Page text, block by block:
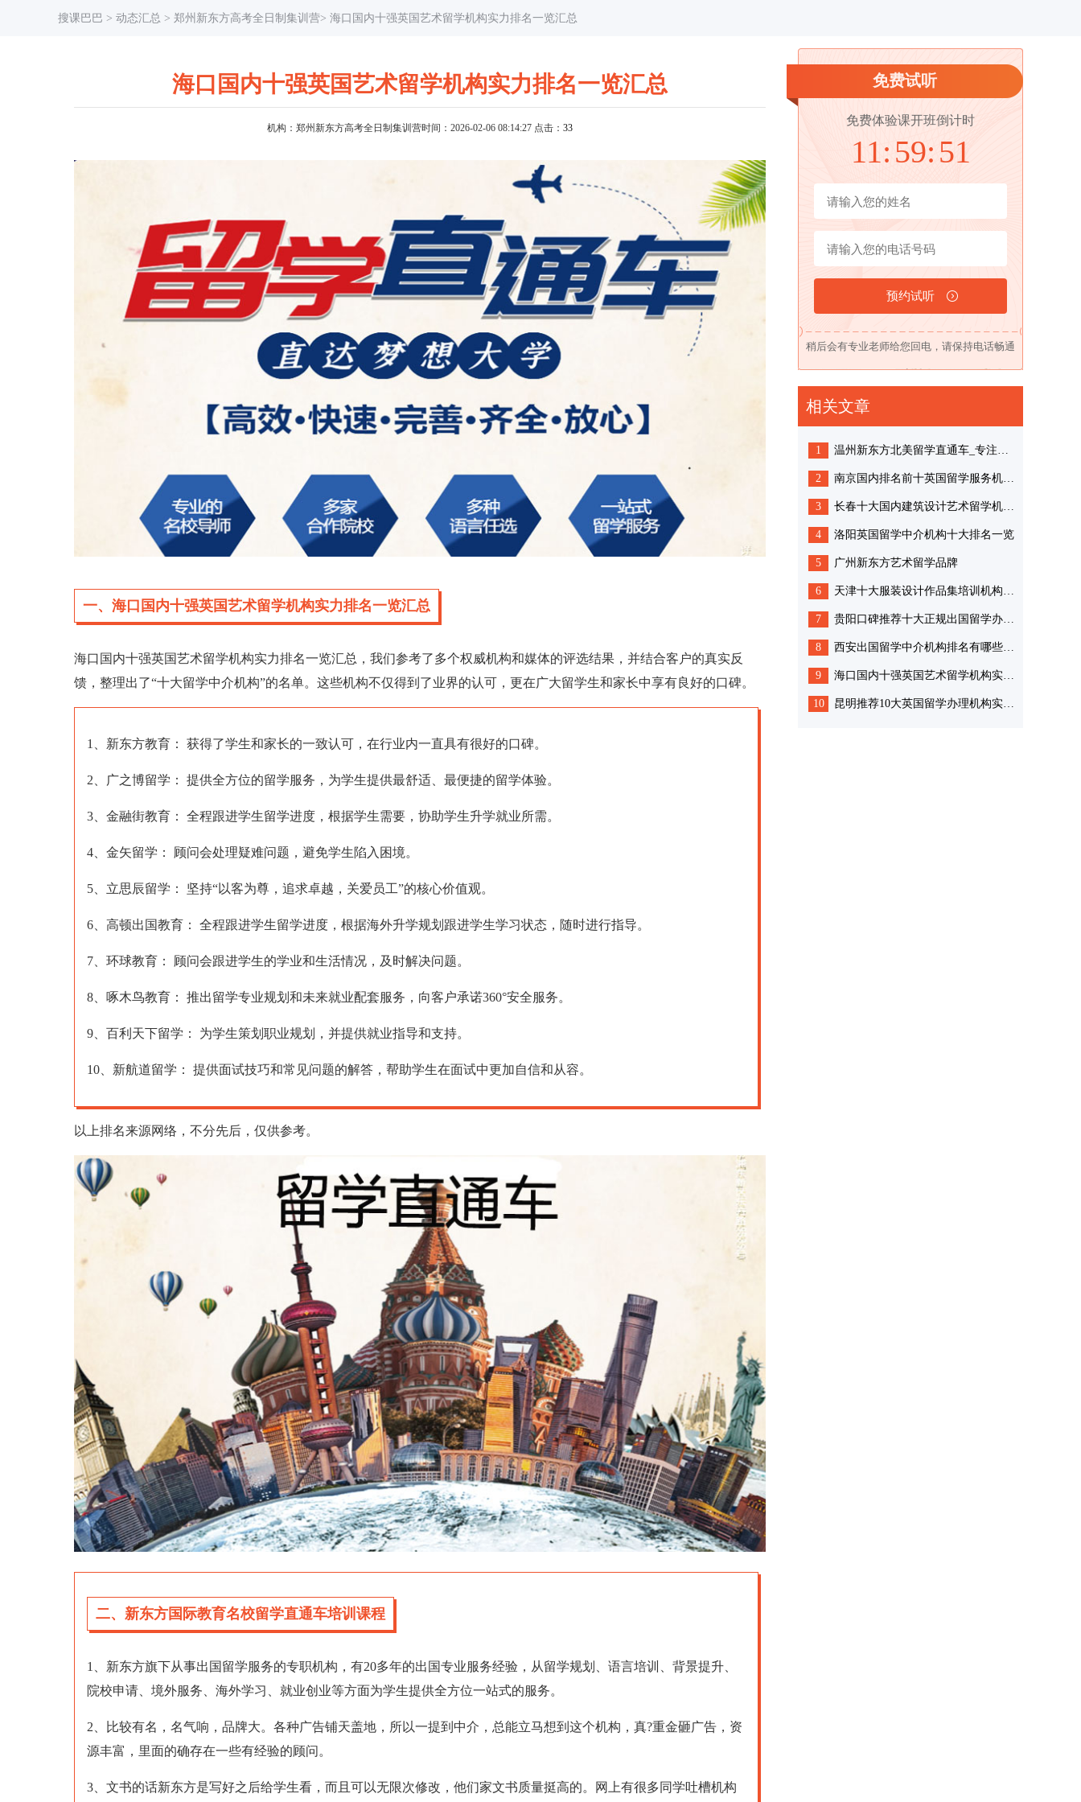
搜课巴巴 > 动态汇总 > 郑州新东方高考全日制集训营> 海口国内十强英国艺术留学机构实力排名一览汇总
海口国内十强英国艺术留学机构实力排名一览汇总
机构：郑州新东方高考全日制集训营时间：2026-02-06 08:14:27 点击： 33
一、海口国内十强英国艺术留学机构实力排名一览汇总
海口国内十强英国艺术留学机构实力排名一览汇总，我们参考了多个权威机构和媒体的评选结果，并结合客户的真实反
馈，整理出了“十大留学中介机构”的名单。这些机构不仅得到了业界的认可，更在广大留学生和家长中享有良好的口碑。
1、新东方教育： 获得了学生和家长的一致认可，在行业内一直具有很好的口碑。
2、广之博留学： 提供全方位的留学服务，为学生提供最舒适、最便捷的留学体验。
3、金融街教育： 全程跟进学生留学进度，根据学生需要，协助学生升学就业所需。
4、金矢留学： 顾问会处理疑难问题，避免学生陷入困境。
5、立思辰留学： 坚持“以客为尊，追求卓越，关爱员工”的核心价值观。
6、高顿出国教育： 全程跟进学生留学进度，根据海外升学规划跟进学生学习状态，随时进行指导。
7、环球教育： 顾问会跟进学生的学业和生活情况，及时解决问题。
8、啄木鸟教育： 推出留学专业规划和未来就业配套服务，向客户承诺360°安全服务。
9、百利天下留学： 为学生策划职业规划，并提供就业指导和支持。
10、新航道留学： 提供面试技巧和常见问题的解答，帮助学生在面试中更加自信和从容。
以上排名来源网络，不分先后，仅供参考。
二、新东方国际教育名校留学直通车培训课程
1、新东方旗下从事出国留学服务的专职机构，有20多年的出国专业服务经验，从留学规划、语言培训、背景提升、
院校申请、境外服务、海外学习、就业创业等方面为学生提供全方位一站式的服务。
2、比较有名，名气响，品牌大。各种广告铺天盖地，所以一提到中介，总能立马想到这个机构，真?重金砸广告，资
源丰富，里面的确存在一些有经验的顾问。
3、文书的话新东方是写好之后给学生看，而且可以无限次修改，他们家文书质量挺高的。网上有很多同学吐槽机构
免费试听
免费体验课开班倒计时
11: 59: 50
稍后会有专业老师给您回电，请保持电话畅通
相关文章
1 温州新东方北美留学直通车_专注高端留学全程指导
2 南京国内排名前十英国留学服务机构排行榜
3 长春十大国内建筑设计艺术留学机构人气排名一览
4 洛阳英国留学中介机构十大排名一览
5 广州新东方艺术留学品牌
6 天津十大服装设计作品集培训机构排名
7 贵阳口碑推荐十大正规出国留学办理机构排名更新
8 西安出国留学中介机构排名有哪些靠谱的推荐
9 海口国内十强英国艺术留学机构实力排名一览汇总
10 昆明推荐10大英国留学办理机构实力排行榜出炉